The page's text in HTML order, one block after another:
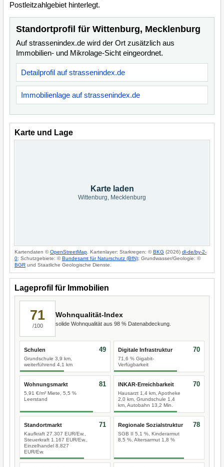
Postleitzahlgebiet hinterlegt.
Standortprofil für Wittenburg, Mecklenburg
Auf strassenindex.de wird der Ort zusätzlich aus
Immobilien- und Mikrolage-Sicht eingeordnet.
Detailprofil auf strassenindex.de
Immobilienlage auf strassenindex.de
Karte und Lage
Karte laden
Wittenburg, Mecklenburg
Kartendaten ©OpenStreetMap . Kartenlayer: Starkregen: ©BKG (2026) dl-de/by-2-
0; Schutzgebiete: ©Bundesamt für Naturschutz (BfN); Grundwasser/Geologie: ©
BGR und Staatliche Geologische Dienste.
Lageprofil für Immobilien
71
/100
Wohnqualität-Index
solide Wohnqualität aus 98 % Datenabdeckung.
Schulen
Grundschule 3,9 km,
weiterführend 4,1 km
49 Digitale Infrastruktur
71,6 % Gigabit-
Verfügbarkeit
70
Wohnungsmarkt
5,91 €/m² Miete, 5,5 %
Leerstand
81 INKAR-Erreichbarkeit
Hausarzt 1,4 km, Apotheke
2,0 km, Grundschule 1,4
km, Autobahn 13,2 Min.
70
Standortmarkt
Kaufkraft 27.307 EUR/Ew.,
Steuerkraft 1.167 EUR/Ew.,
Einzelhandel 8.827
EUR/Ew.
71 Regionale Sozialstruktur
SGB II 5,1 %, Kinderarmut
8,5 %, Altersarmut 1,8 %
78